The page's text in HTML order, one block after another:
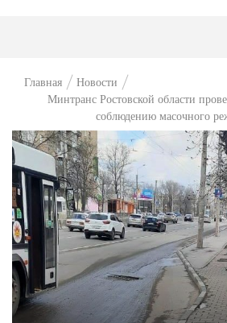
ТАМ
Главная
Новости
Минтранс Ростовской области
соблюдению масочного